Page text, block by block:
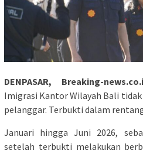
DENPASAR, Breaking-
Imigrasi Kantor Wilayah Bali
pelanggar. Terbukti dalam
Januari hingga Juni 2026,
setelah terbukti melakukan